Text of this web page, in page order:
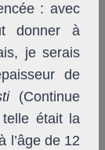
: avec
donner à
je serais
de
(Continue
était la
l’âge de 12